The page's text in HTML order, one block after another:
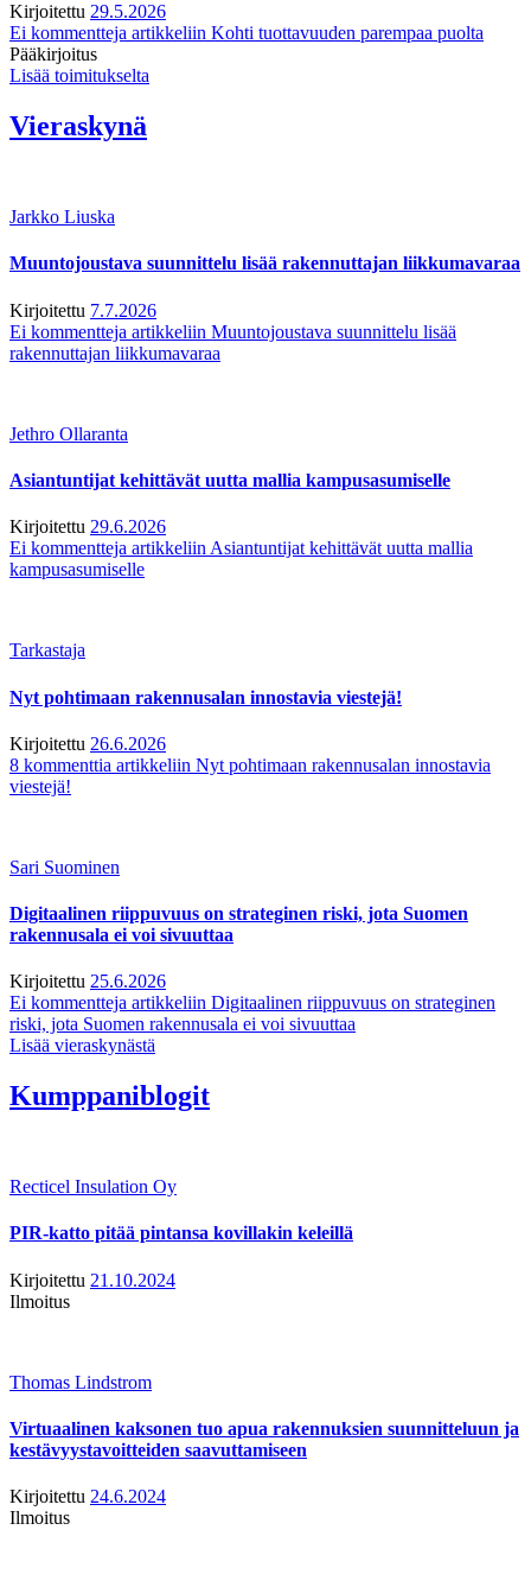
Kirjoitettu 29.5.2026
Ei kommentteja artikkeliin Kohti tuottavuuden parempaa puolta
Pääkirjoitus
Lisää toimitukselta
Vieraskynä
Jarkko Liuska
Muuntojoustava suunnittelu lisää rakennuttajan liikkumavaraa
Kirjoitettu 7.7.2026
Ei kommentteja artikkeliin Muuntojoustava suunnittelu lisää
rakennuttajan liikkumavaraa
Jethro Ollaranta
Asiantuntijat kehittävät uutta mallia kampusasumiselle
Kirjoitettu 29.6.2026
Ei kommentteja artikkeliin Asiantuntijat kehittävät uutta mallia
kampusasumiselle
Tarkastaja
Nyt pohtimaan rakennusalan innostavia viestejä!
Kirjoitettu 26.6.2026
8 kommenttia artikkeliin Nyt pohtimaan rakennusalan innostavia
viestejä!
Sari Suominen
Digitaalinen riippuvuus on strateginen riski, jota Suomen
rakennusala ei voi sivuuttaa
Kirjoitettu 25.6.2026
Ei kommentteja artikkeliin Digitaalinen riippuvuus on strateginen
riski, jota Suomen rakennusala ei voi sivuuttaa
Lisää vieraskynästä
Kumppaniblogit
Recticel Insulation Oy
PIR-katto pitää pintansa kovillakin keleillä
Kirjoitettu 21.10.2024
Ilmoitus
Thomas Lindstrom
Virtuaalinen kaksonen tuo apua rakennuksien suunnitteluun ja
kestävyystavoitteiden saavuttamiseen
Kirjoitettu 24.6.2024
Ilmoitus